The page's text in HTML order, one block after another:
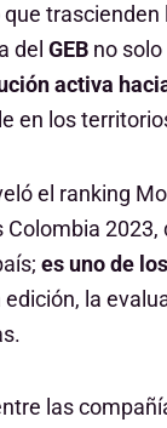
del GEB no
activa
en los
el ranking
Colombia
es uno de
edición, la
las